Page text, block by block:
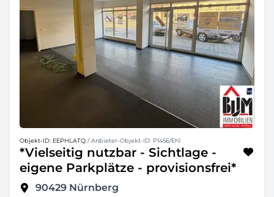
Objekt-ID: EEPHLATQ / Anbieter-Objekt-ID: P1456/Eh1
*Vielseitig nutzbar - Sichtlage -
eigene Parkplätze - provisionsfrei*
90429 Nürnberg